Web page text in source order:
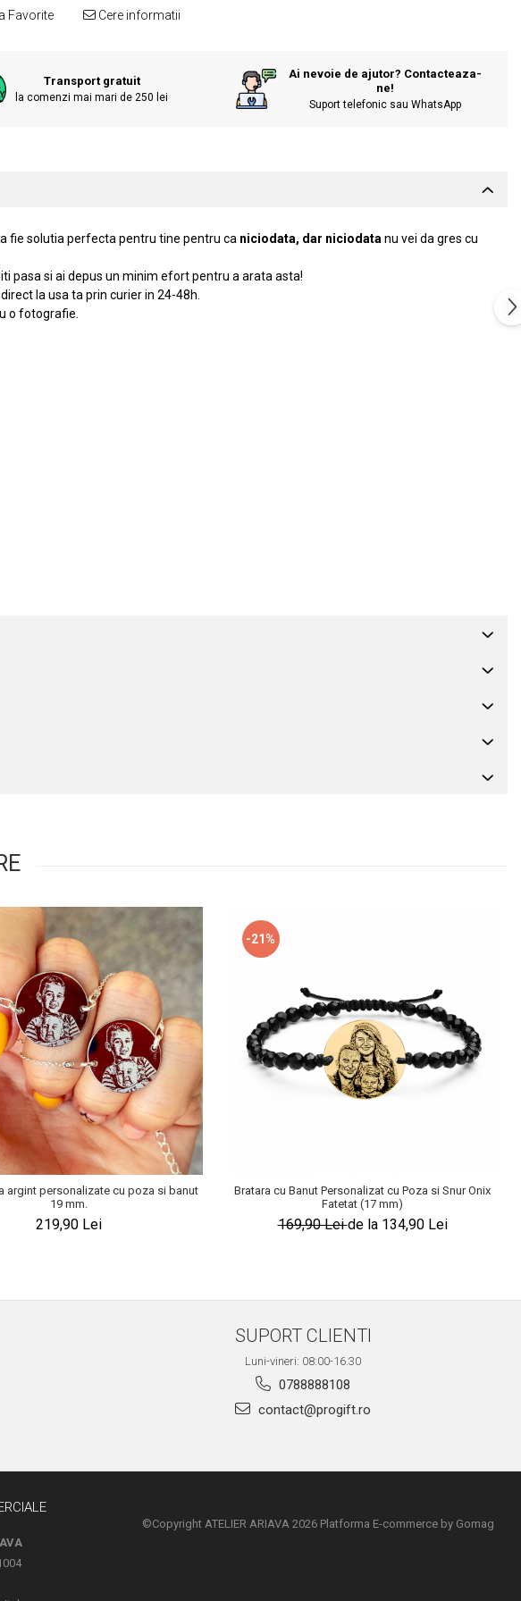
Favorite Cere informatii
Transport gratuit
la comenzi mai mari de 250 lei
Ai nevoie de ajutor? Contacteaza-
ne!
Suport telefonic sau WhatsApp
fie solutia perfecta pentru tine pentru ca niciodata, dar niciodata nu vei da gres cu
pasa si ai depus un minim efort pentru a arata asta!
la usa ta prin curier in 24-48h.
o fotografie.
argint personalizate cu poza si banut
19 mm.
219,90 Lei
-21%
Bratara cu Banut Personalizat cu Poza si Snur Onix
Fatetat (17 mm)
169,90 Leide la 134,90 Lei
SUPORT CLIENTI
Luni-vineri: 08:00-16.30
0788888108
contact@progift.ro
©Copyright ATELIER ARIAVA 2026 Platforma E-commerce by Gomag